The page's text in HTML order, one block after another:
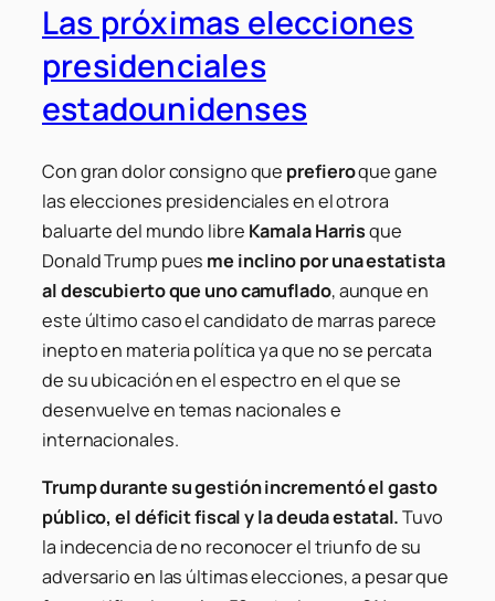
Las próximas elecciones
presidenciales
estadounidenses
Con gran dolor consigno que prefieroque gane
las elecciones presidenciales en el otrora
baluarte del mundo libre Kamala Harrisque
Donald Trump pues me inclino por una estatista
al descubierto que uno camuflado, aunque en
este último caso el candidato de marras parece
inepto en materia política ya que no se percata
de su ubicación en el espectro en el que se
desenvuelve en temas nacionales e
internacionales.
Trump durante su gestión incrementó el gasto
público, el déficit fiscal y la deuda estatal.Tuvo
la indecencia de no reconocer el triunfo de su
adversario en las últimas elecciones, a pesar que